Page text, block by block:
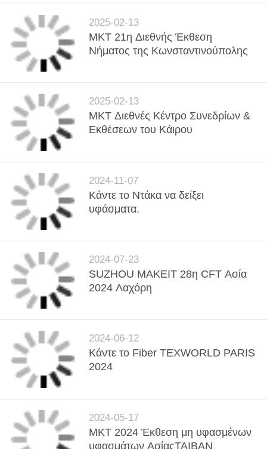
2025-02-13
MKT 21η Διεθνής Έκθεση
Νήματος της Κωνσταντινούπολης
2025-02-13
MKT Διεθνές Κέντρο Συνεδρίων &
Εκθέσεων του Κάιρου
2024-11-07
Κάντε το Ντάκα να δείξει
υφάσματα.
2024-07-23
SUZHOU MAKEIT 28η CFT Ασία
2024 Λαχόρη
2024-06-12
Κάντε το Fiber TEXWORLD PARIS
2024
2024-05-17
MKT 2024 Έκθεση μη υφασμένων
υφασμάτων ΑσίαςΤΑΙΒΑΝ